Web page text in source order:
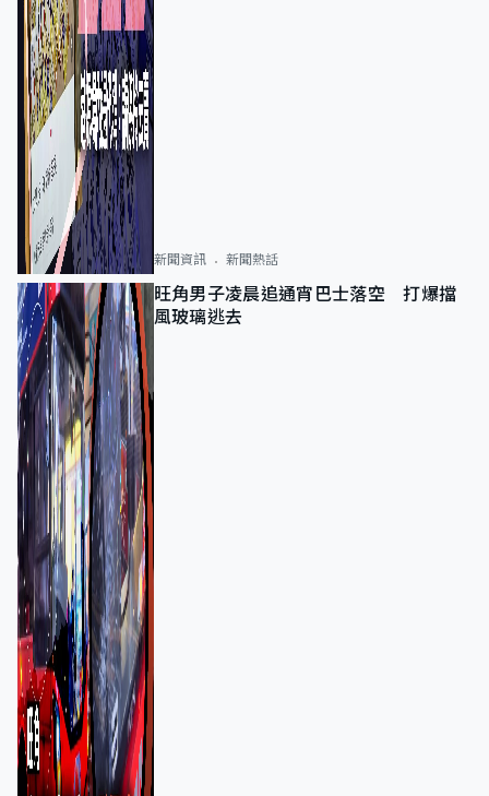
新聞資訊 新聞熱話
旺角男子凌晨追通宵巴士落空 打爆擋
風玻璃逃去